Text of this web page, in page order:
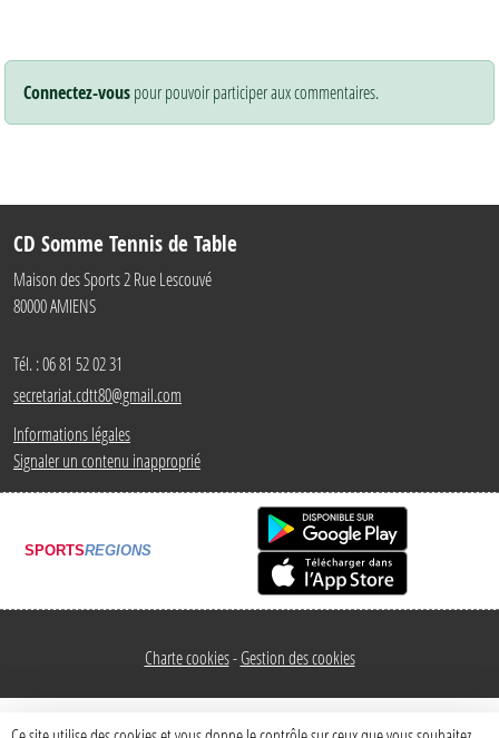
Connectez-vouspour pouvoir participer aux commentaires.
CD Somme Tennis de Table
Maison des Sports 2 Rue Lescouvé
80000AMIENS
Tél. :06 81 52 02 31
secretariat.cdtt80@gmail.com
Informations légales
Signaler un contenu inapproprié
SPORTSREGIONS
Charte cookies Gestion des cookies